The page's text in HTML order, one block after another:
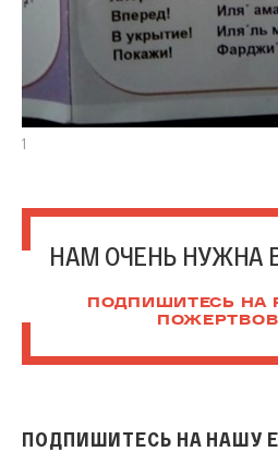
1
НАМ ОЧЕНЬ НУЖНА
ПОДПИШИТЕСЬ НА
ПОДПИШИТЕСЬ НА НАШУ